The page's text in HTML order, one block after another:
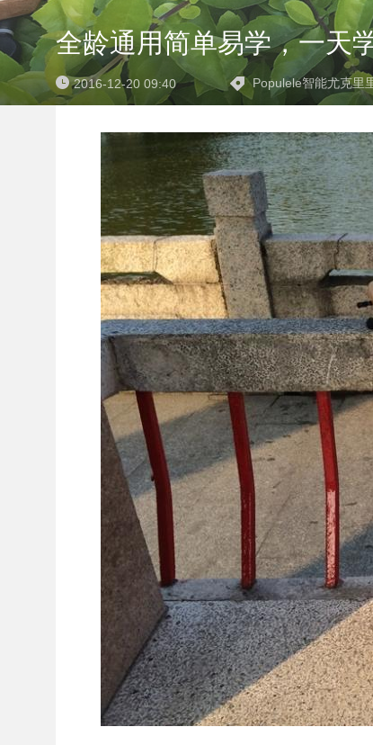
全龄通用简单易学，一天
2016-12-20 09:40 Populele智能尤克里